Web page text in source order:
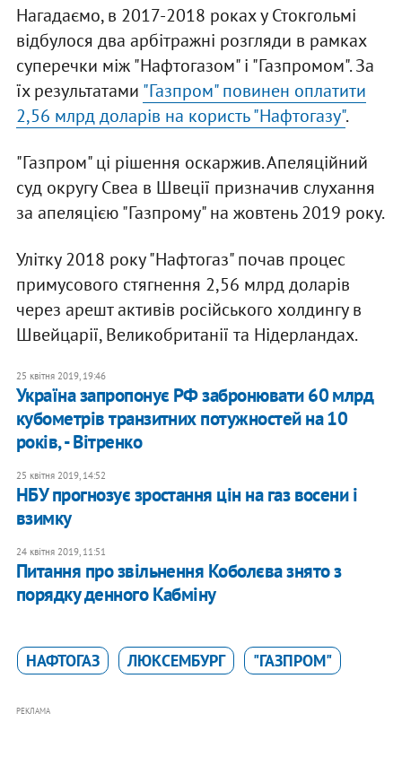
Нагадаємо, в 2017-2018 роках у Стокгольмі
відбулося два арбітражні розгляди в рамках
суперечки між "Нафтогазом" і "Газпромом". За
їх результатами "Газпром" повинен оплатити
2,56 млрд доларів на користь "Нафтогазу".
"Газпром" ці рішення оскаржив. Апеляційний
суд округу Свеа в Швеції призначив слухання
за апеляцією "Газпрому" на жовтень 2019 року.
Улітку 2018 року "Нафтогаз" почав процес
примусового стягнення 2,56 млрд доларів
через арешт активів російського холдингу в
Швейцарії, Великобританії та Нідерландах.
25 квітня 2019, 19:46
Україна запропонує РФ забронювати 60 млрд
кубометрів транзитних потужностей на 10
років, - Вітренко
25 квітня 2019, 14:52
НБУ прогнозує зростання цін на газ восени і
взимку
24 квітня 2019, 11:51
Питання про звільнення Коболєва знято з
порядку денного Кабміну
НАФТОГАЗ ЛЮКСЕМБУРГ "ГАЗПРОМ"
РЕКЛАМА